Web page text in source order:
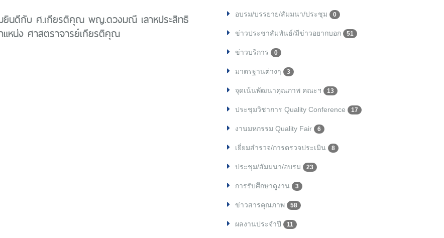
ยินดีกับ ศ.เกียรติคุณ พญ.ดวงมณี เลาหประสิทธิ
หน่ง ศาสตราจารย์เกียรติคุณ
อบรม/บรรยาย/สัมมนา/ประชุม 0
ข่าวประชาสัมพันธ์/มีข่าวอยากบอก 51
ข่าวบริการ 0
มาตรฐานต่างๆ 3
จุดเน้นพัฒนาคุณภาพ คณะฯ 13
ประชุมวิชาการ Quality Conference 17
งานมหกรรม Quality Fair 6
เยี่ยมสำรวจ/การตรวจประเมิน 8
ประชุม/สัมมนา/อบรม 23
การรับศึกษาดูงาน 3
ข่าวสารคุณภาพ 58
ผลงานประจำปี 11